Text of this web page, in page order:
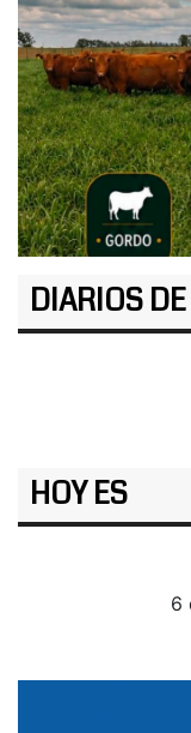
DIARIOS
HOY ES
6